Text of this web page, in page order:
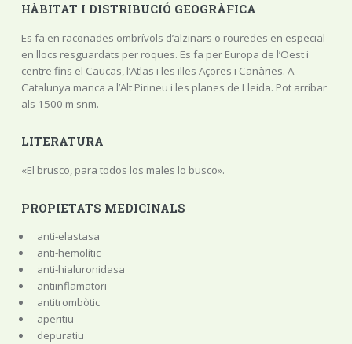
HÀBITAT I DISTRIBUCIÓ GEOGRÀFICA
Es fa en raconades ombrívols d’alzinars o rouredes en especial
en llocs resguardats per roques. Es fa per Europa de l’Oest i
centre fins el Caucas, l’Atlas i les illes Açores i Canàries. A
Catalunya manca a l’Alt Pirineu i les planes de Lleida. Pot arribar
als 1500 m snm.
LITERATURA
«El brusco, para todos los males lo busco».
PROPIETATS MEDICINALS
anti-elastasa
anti-hemolític
anti-hialuronidasa
antiinflamatori
antitrombòtic
aperitiu
depuratiu